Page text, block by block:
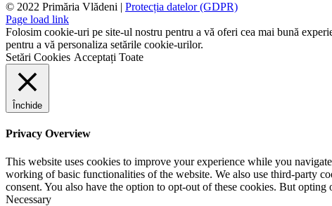
© 2022 Primăria Vlădeni | Protecția datelor (GDPR)
Page load link
Folosim cookie-uri pe site-ul nostru pentru a vă oferi cea mai bună
pentru a vă personaliza setările cookie-urilor.
Setări Cookies Acceptați Toate
Închide
Privacy Overview
This website uses cookies to improve your experience while you
working of basic functionalities of the website. We also use third-party
consent. You also have the option to opt-out of these cookies. But
Necessary